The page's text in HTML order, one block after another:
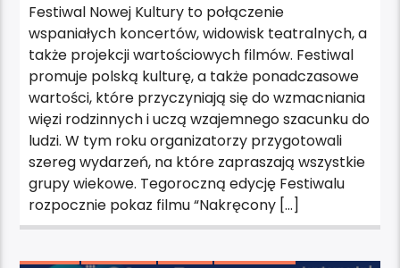
Festiwal Nowej Kultury to połączenie
wspaniałych koncertów, widowisk teatralnych, a
także projekcji wartościowych filmów. Festiwal
promuje polską kulturę, a także ponadczasowe
wartości, które przyczyniają się do wzmacniania
więzi rodzinnych i uczą wzajemnego szacunku do
ludzi. W tym roku organizatorzy przygotowali
szereg wydarzeń, na które zapraszają wszystkie
grupy wiekowe. Tegoroczną edycję Festiwalu
rozpocznie pokaz filmu “Nakręcony […]